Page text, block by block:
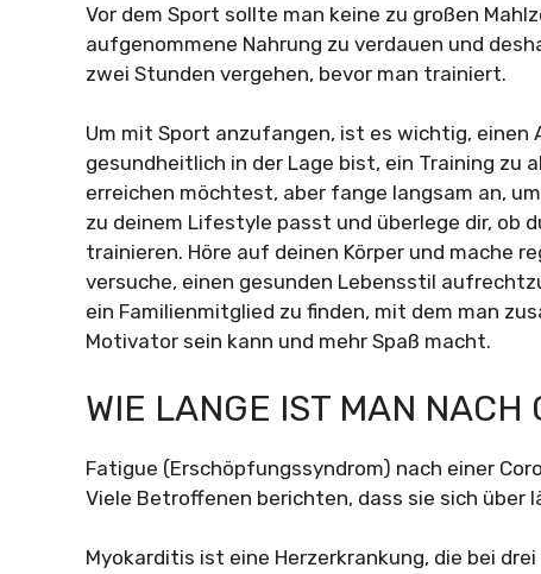
Vor dem Sport sollte man keine zu großen
aufgenommene Nahrung zu verdauen und
zwei Stunden vergehen, bevor man trainiert.
Um mit Sport anzufangen, ist es wichtig,
gesundheitlich in der Lage bist, ein Training zu
erreichen möchtest, aber fange langsam an,
zu deinem Lifestyle passt und überlege dir, ob
trainieren. Höre auf deinen Körper und mache
versuche, einen gesunden Lebensstil
ein Familienmitglied zu finden, mit dem man
Motivator sein kann und mehr Spaß macht.
WIE LANGE IST MAN
Fatigue (Erschöpfungssyndrom) nach einer
Viele Betroffenen berichten, dass sie sich
Myokarditis ist eine Herzerkrankung, die bei